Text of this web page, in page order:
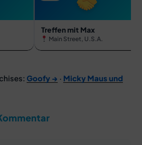
Treffen mit Max
Main Street, U.S.A.
Goofy → · Micky Maus und